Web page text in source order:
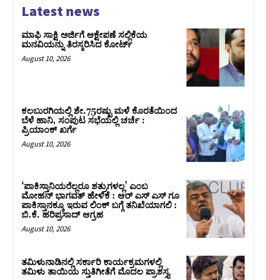
Latest news
ಮಾಫಿ ಸಾಕ್ಷಿ ಅರ್ಜಿಗೆ ಆಕ್ಷೇಪಣೆ ಸಲ್ಲಿಕೆಯ
ಮನವಿಯನ್ನು ತಿರಸ್ಕರಿಸಿದ ಕೋರ್ಟ್‌
August 10, 2026
ಕಲಬುರಗಿಯಲ್ಲಿ ಶೇ.75ರಷ್ಟು ಮಳೆ ಕೊರತೆಯಿಂದ
ಬೆಳೆ ಹಾನಿ, ಸಂಪುಟ‌ ಸಭೆಯಲ್ಲಿ ಚರ್ಚೆ :
ಪ್ರಿಯಾಂಕ್ ಖರ್ಗೆ
August 10, 2026
‘ಪಾಕಿಸ್ತಾನಿಯರೆಲ್ಲರೂ ಶತ್ರುಗಳಲ್ಲ’ ಎಂಬ
ಮೋಹನ್‌ ಭಾಗವತ್ ಹೇಳಿಕೆ : ಆರ್ ಎಸ್ ಎಸ್ ಗೂ
ಪಾಕಿಸ್ತಾನಕ್ಕೂ ಇರುವ ಲಿಂಕ್ ಬಗ್ಗೆ ತನಿಖೆಯಾಗಲಿ :
ಬಿ.ಕೆ. ಹರಿಪ್ರಸಾದ್‌ ಆಗ್ರಹ
August 10, 2026
ತಮಿಳುನಾಡಿನಲ್ಲಿ ಸರ್ಕಾರಿ ಕಾರ್ಯಕ್ರಮಗಳಲ್ಲಿ
ತಮಿಳು ತಾಯಿಯ ಸ್ತುತಿಗೀತೆಗೆ ಮೊದಲ ಪ್ರಾಶಸ್ತ್ಯ